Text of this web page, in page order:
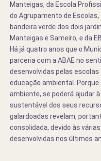
Manteigas, da Escola
do Agrupamento de
bandeira verde dos dois
Manteigas e Sameiro, e da
Há já quatro anos que o
parceria com a ABAE no
desenvolvidas pelas
educação ambiental.
ambiente, se poderá ajudar
sustentável dos seus
galardoadas revelam,
consolidada, devido às
desenvolvidas nos últimos